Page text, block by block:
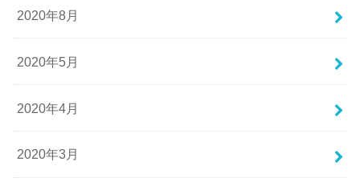
2020年8月
2020年5月
2020年4月
2020年3月